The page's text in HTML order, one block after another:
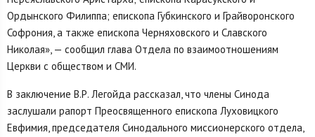
Ордынского Филиппа; епископа Губкинского и Грайворонского
Софрония, а также епископа Черняховского и Славского
Николая», — сообщил глава Отдела по взаимоотношениям
Церкви с обществом и СМИ.
В заключение В.Р. Легойда рассказал, что члены Синода
заслушали рапорт Преосвященного епископа Луховицкого
Евфимия, председателя Синодального миссионерского отдела,